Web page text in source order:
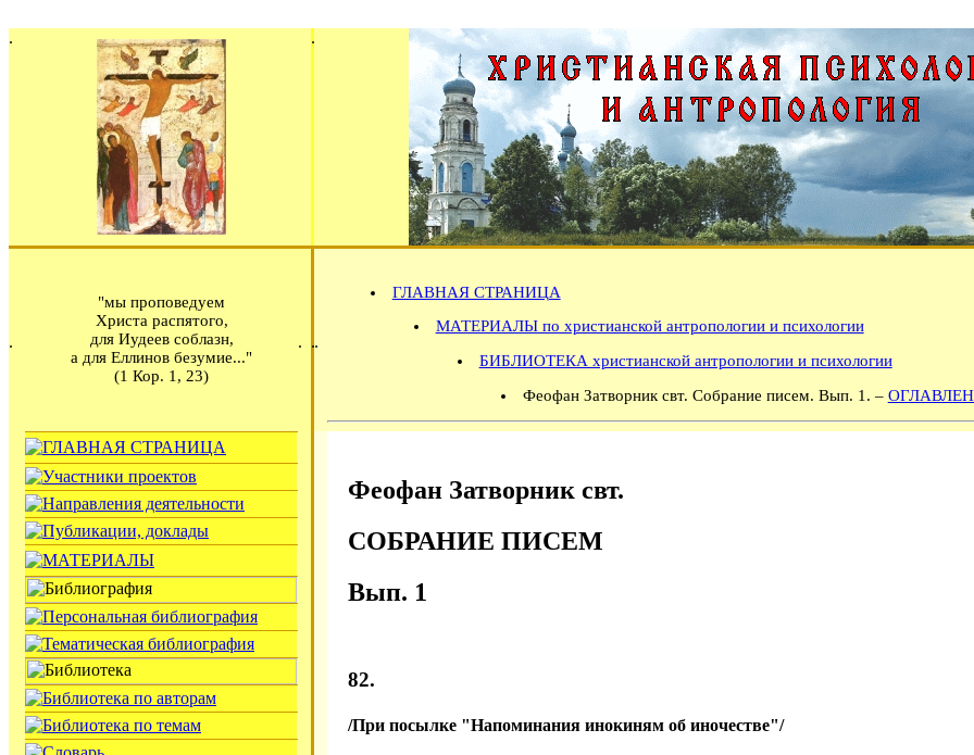
"мы проповедуем
Христа распятого,
для Иудеев соблазн,
а для Еллинов безумие..."
(1 Кор. 1, 23)
ГЛАВНАЯ СТРАНИЦА
МАТЕРИАЛЫ по христианской антропологии и психологии
БИБЛИОТЕКА христианской антропологии и психологии
Феофан Затворник свт. Собрание писем. Вып. 1. –
Феофан Затворник свт.
СОБРАНИЕ ПИСЕМ
Вып. 1
82.
/При посылке "Напоминания инокиням об иночестве"/